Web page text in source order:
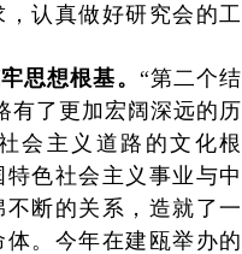
认真做好研究会的工
思想根基。 “第二个结
有了更加宏阔深远的历
会主义道路的文化根
色社会主义事业与中
断的关系，造就了一
。今年在建瓯举办的